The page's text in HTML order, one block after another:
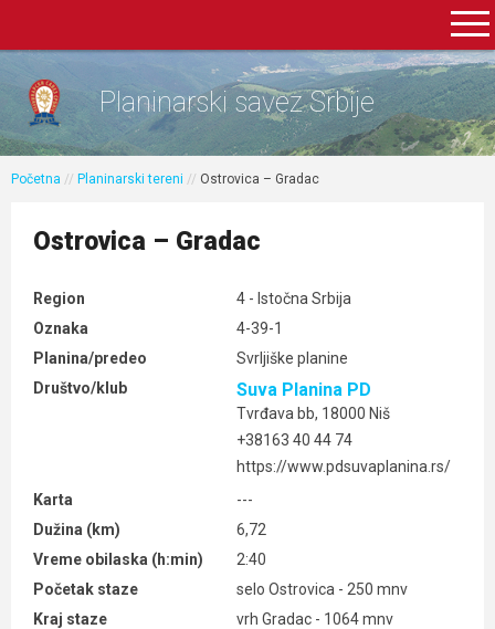
Planinarski savez Srbije
Početna // Planinarski tereni // Ostrovica – Gradac
Ostrovica – Gradac
Region
4 - Istočna Srbija
Oznaka
4-39-1
Planina/predeo
Svrljiške planine
Društvo/klub
Suva Planina PD
Tvrđava bb, 18000 Niš
+38163 40 44 74
https://www.pdsuvaplanina.rs/
Karta
---
Dužina (km)
6,72
Vreme obilaska (h:min)
2:40
Početak staze
selo Ostrovica - 250 mnv
Kraj staze
vrh Gradac - 1064 mnv